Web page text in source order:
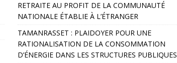
RETRAITE AU PROFIT DE LA COMMUNAUTÉ
NATIONALE ÉTABLIE À L’ÉTRANGER
TAMANRASSET : PLAIDOYER POUR UNE
RATIONALISATION DE LA CONSOMMATION
D’ÉNERGIE DANS LES STRUCTURES PUBLIQUES